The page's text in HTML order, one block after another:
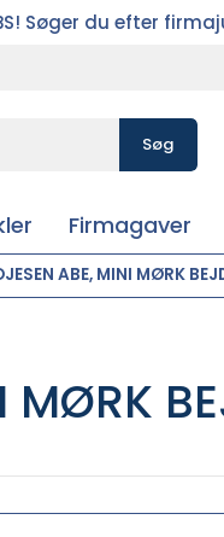
Søger du efter
Søg
Firmagaver
ABE, MINI MØRK
MØRK